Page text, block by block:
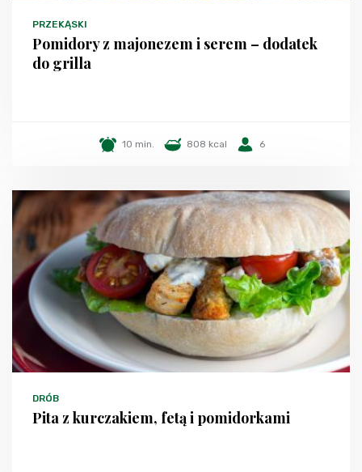
PRZEKĄSKI
Pomidory z majonezem i serem – dodatek
do grilla
10 min. 808 kcal 6
DRÓB
Pita z kurczakiem, fetą i pomidorkami